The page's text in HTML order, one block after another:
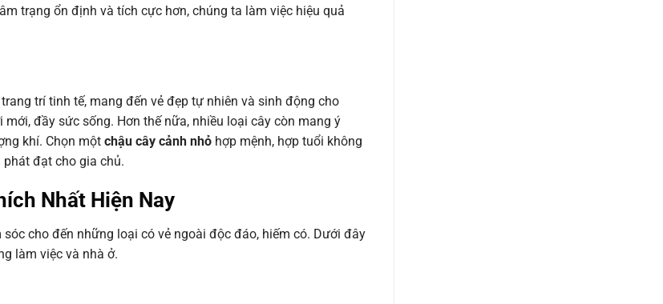
trạng ổn định và tích cực hơn, chúng ta làm việc hiệu quả
trí tinh tế, mang đến vẻ đẹp tự nhiên và sinh động cho
đầy sức sống. Hơn thế nữa, nhiều loại cây còn mang ý
khí. Chọn một chậu cây cảnh nhỏ hợp mệnh, hợp tuổi không
đạt cho gia chủ.
Nhất Hiện Nay
cho đến những loại có vẻ ngoài độc đáo, hiếm có. Dưới đây
làm việc và nhà ở.